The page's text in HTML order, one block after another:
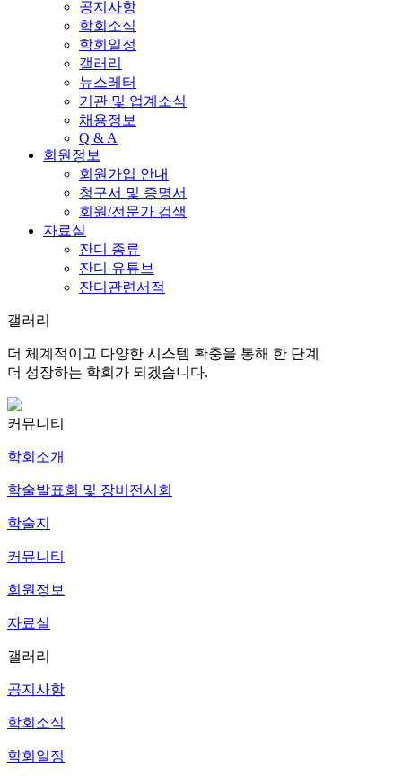
공지사항
학회소식
학회일정
갤러리
뉴스레터
기관 및 업계소식
채용정보
Q & A
회원정보
회원가입 안내
청구서 및 증명서
회원/전문가 검색
자료실
잔디 종류
잔디 유튜브
잔디관련서적
갤러리
더 체계적이고 다양한 시스템 확충을 통해 한 단계
더 성장하는 학회가 되겠습니다.
커뮤니티
학회소개
학술발표회 및 장비전시회
학술지
커뮤니티
회원정보
자료실
갤러리
공지사항
학회소식
학회일정